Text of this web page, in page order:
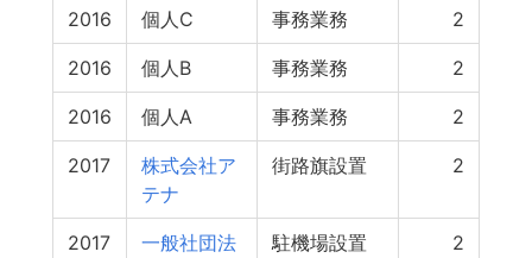
2016 個人C 事務業務 2
2016 個人B 事務業務 2
2016 個人A 事務業務 2
2017
株式会社ア
テナ
街路旗設置 2
2017
一般社団法
駐機場設置 2